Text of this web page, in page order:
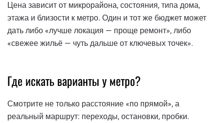
Цена зависит от микрорайона, состояния, типа дома,
этажа и близости к метро. Один и тот же бюджет может
дать либо «лучше локация — проще ремонт», либо
«свежее жильё — чуть дальше от ключевых точек».
Где искать варианты у метро?
Смотрите не только расстояние «по прямой», а
реальный маршрут: переходы, остановки, пробки.